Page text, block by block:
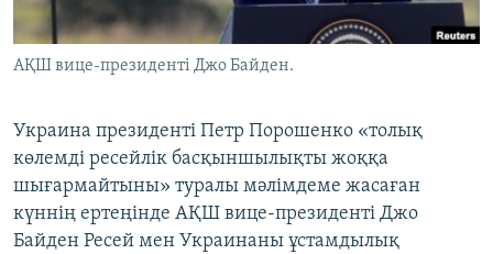
АҚШ вице-президенті Джо Байден.
Украина президенті Петр Порошенко «толық
көлемді ресейлік басқыншылықты жоққа
шығармайтыны» туралы мәлімдеме жасаған
күннің ертеңінде АҚШ вице-президенті Джо
Байден Ресей мен Украинаны ұстамдылық